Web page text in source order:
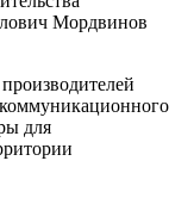
Мордвинов
для